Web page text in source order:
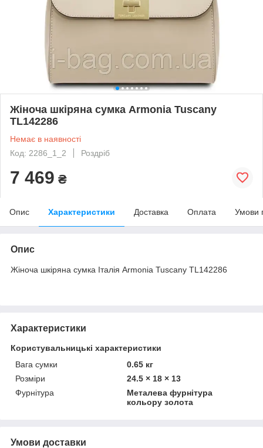
Жіноча шкіряна сумка Armonia Tuscany
TL142286
Немає в наявності
Код: 2286_1_2
Роздріб
7 469 ₴
Опис Характеристики Доставка Оплата Умови
Опис
Жіноча шкіряна сумка Італія Armonia Tuscany TL142286
Характеристики
Користувальницькі характеристики
Вага сумки
0.65 кг
Розміри
24.5 × 18 × 13
Фурнітура
Металева фурнітура
кольору золота
Умови доставки